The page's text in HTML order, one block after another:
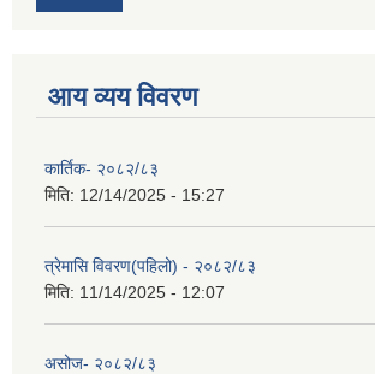
आय व्यय विवरण
कार्तिक- २०८२/८३
मिति: 12/14/2025 - 15:27
त्रेमासि विवरण(पहिलो) - २०८२/८३
मिति: 11/14/2025 - 12:07
असोज- २०८२/८३